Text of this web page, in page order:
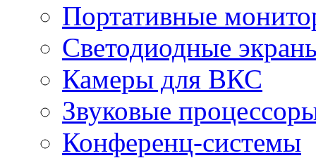
Портативные
Светодиодные
Камеры для ВКС
Звуковые
Конференц-системы